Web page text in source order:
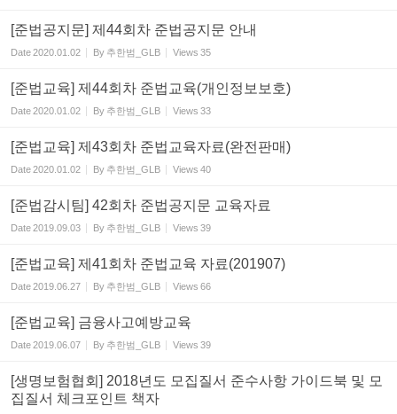
[준법공지문] 제44회차 준법공지문 안내
Date2020.01.02 By 추한범_GLB Views 35
[준법교육] 제44회차 준법교육(개인정보보호)
Date2020.01.02 By 추한범_GLB Views 33
[준법교육] 제43회차 준법교육자료(완전판매)
Date2020.01.02 By 추한범_GLB Views 40
[준법감시팀] 42회차 준법공지문 교육자료
Date2019.09.03 By 추한범_GLB Views 39
[준법교육] 제41회차 준법교육 자료(201907)
Date2019.06.27 By 추한범_GLB Views 66
[준법교육] 금융사고예방교육
Date2019.06.07 By 추한범_GLB Views 39
[생명보험협회] 2018년도 모집질서 준수사항 가이드북 및 모
집질서 체크포인트 책자